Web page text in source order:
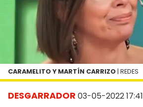
DESGARRADOR 03-05-2022 17:41
CARAMELITO Y MARTÍN CARRIZO | REDES